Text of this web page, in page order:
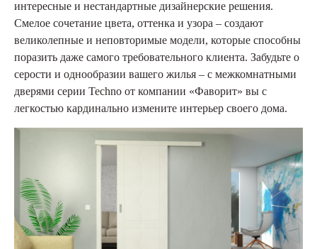
интересные и нестандартные дизайнерские решения.
Смелое сочетание цвета, оттенка и узора – создают
великолепные и неповторимые модели, которые способны
поразить даже самого требовательного клиента. Забудьте о
серости и однообразии вашего жилья – с межкомнатными
дверями серии Techno от компании «Фаворит» вы с
легкостью кардинально измените интерьер своего дома.